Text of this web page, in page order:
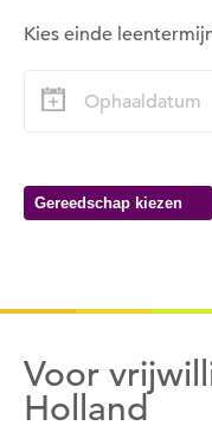
Kies einde
Gereedschap kiezen
Voor
Holland
Wil je nu inloggen?
Ja Nee
Om gereedschap
Nee